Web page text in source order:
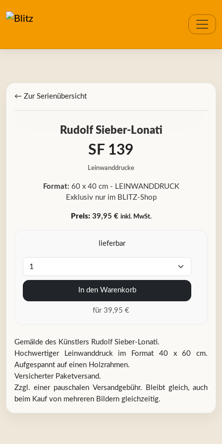
← Zur Serienübersicht
Rudolf Sieber-Lonati
SF 139
Leinwanddrucke
Format: 60 x 40 cm - LEINWANDDRUCK
Exklusiv nur im BLITZ-Shop
Preis:39,95 € inkl. MwSt.
lieferbar
In den Warenkorb
für 39,95 €
Gemälde des Künstlers Rudolf Sieber-Lonati.
Hochwertiger Leinwanddruck im Format 40 x 60 cm.
Aufgespannt auf einen Holzrahmen.
Versicherter Paketversand.
Zzgl. einer pauschalen Versandgebühr. Bleibt gleich, auch
beim Kauf von mehreren Bildern gleichzeitig.